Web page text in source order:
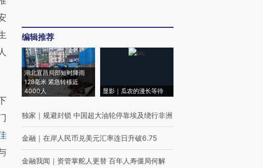
编辑推荐
湖北宜昌局部短时降雨
128毫米 紧急转移近
4000人
显影｜瓜农的漫长等待
独家 ｜ 规避封锁 中国超大油轮停靠埃及绕行非洲
金融 ｜ 在岸人民币兑美元汇率连日升破6.75
金融我闻 ｜ 资管掌舵人更替 百年人寿僵局何解